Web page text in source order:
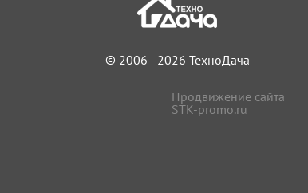
© 2006 - 2026 ТехноДача
Продвижение сайта
STK-promo.ru